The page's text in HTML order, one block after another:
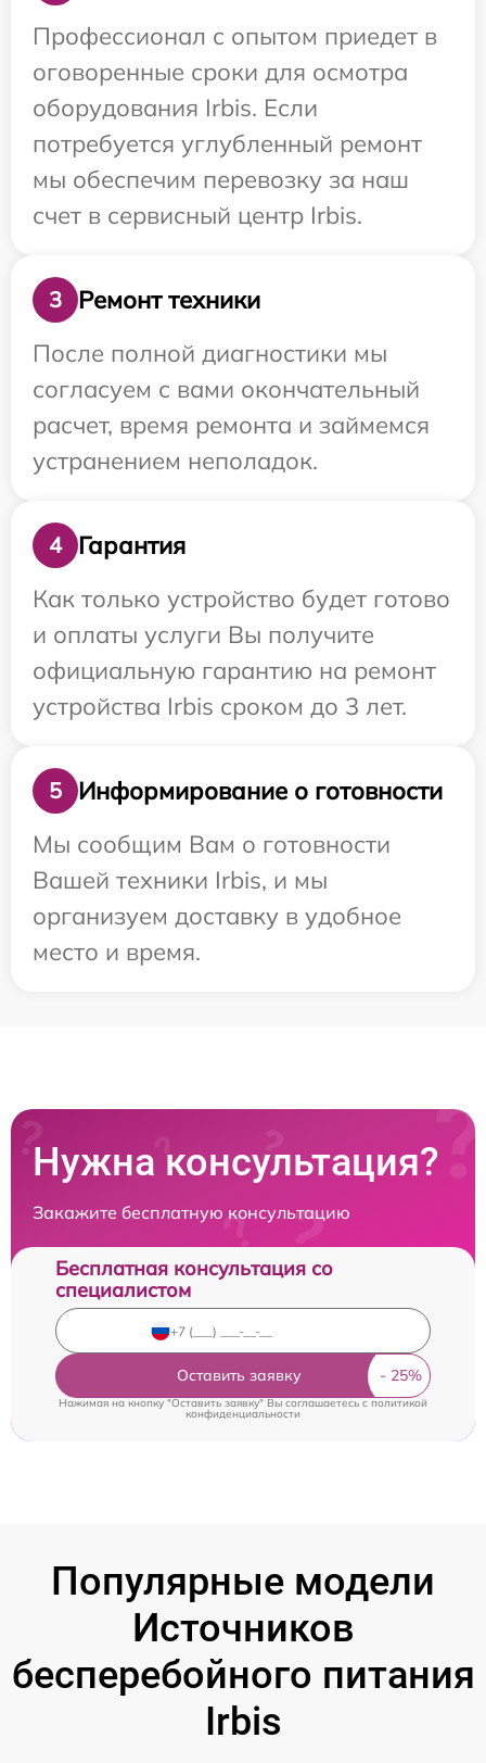
Профессионал с опытом приедет в
оговоренные сроки для осмотра
оборудования Irbis. Если
потребуется углубленный ремонт
мы обеспечим перевозку за наш
счет в сервисный центр Irbis.
3
Ремонт техники
После полной диагностики мы
согласуем с вами окончательный
расчет, время ремонта и займемся
устранением неполадок.
4
Гарантия
Как только устройство будет готово
и оплаты услуги Вы получите
официальную гарантию на ремонт
устройства Irbis сроком до 3 лет.
5
Информирование о готовности
Мы сообщим Вам о готовности
Вашей техники Irbis, и мы
организуем доставку в удобное
место и время.
Нужна консультация?
Закажите бесплатную консультацию
Бесплатная консультация со
специалистом
Оставить заявку
Нажимая на кнопку "Оставить заявку" Вы соглашаетесь c политикой
конфиденциальности
Популярные модели
Источников
бесперебойного питания
Irbis